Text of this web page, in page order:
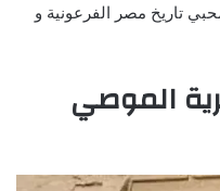
تاريخ مصر الفرعونية و
الموصي